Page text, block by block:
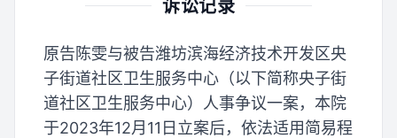
诉讼记录
原告陈雯与被告潍坊滨海经济技术开发区央
子街道社区卫生服务中心（以下简称央子街
道社区卫生服务中心）人事争议一案，本院
于2023年12月11日立案后，依法适用简易程